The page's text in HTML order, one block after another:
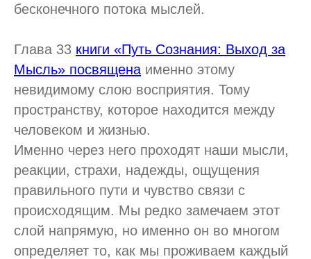
бесконечного потока мыслей.
Глава 33 книги «Путь Сознания: Выход за
Мысль» посвящена именно этому
невидимому слою восприятия. Тому
пространству, которое находится между
человеком и жизнью.
Именно через него проходят наши мысли,
реакции, страхи, надежды, ощущения
правильного пути и чувство связи с
происходящим. Мы редко замечаем этот
слой напрямую, но именно он во многом
определяет то, как мы проживаем каждый